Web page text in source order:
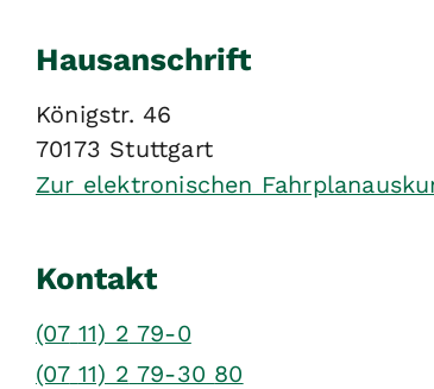
Hausanschrift
Königstr. 46
70173 Stuttgart
Zur elektronischen
Kontakt
(07 11) 2 79-0
(07 11) 2 79-30 80